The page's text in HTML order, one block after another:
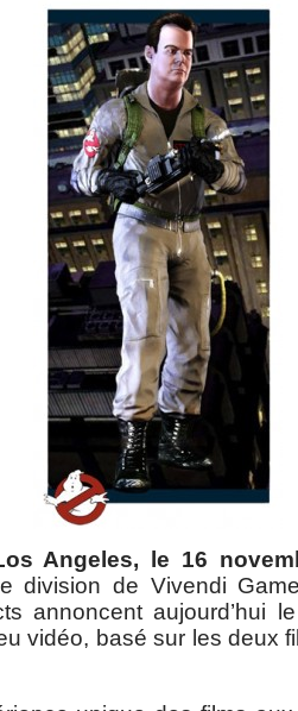
Angeles, le 16
division de Vivendi
annoncent aujourd’hui
vidéo, basé sur les deux